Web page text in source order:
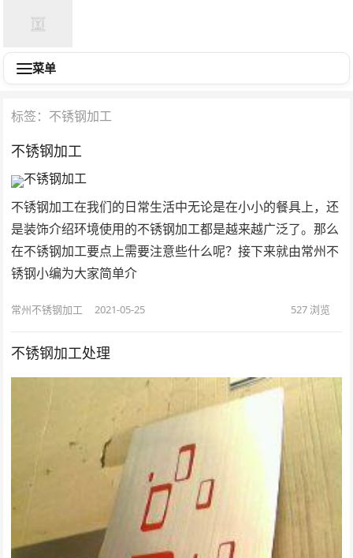
菜单
标签：不锈钢加工
不锈钢加工
不锈钢加工在我们的日常生活中无论是在小小的餐具上，还
是装饰介绍环境使用的不锈钢加工都是越来越广泛了。那么
在不锈钢加工要点上需要注意些什么呢？接下来就由常州不
锈钢小编为大家简单介
常州不锈钢加工 2021-05-25 527浏览
不锈钢加工处理